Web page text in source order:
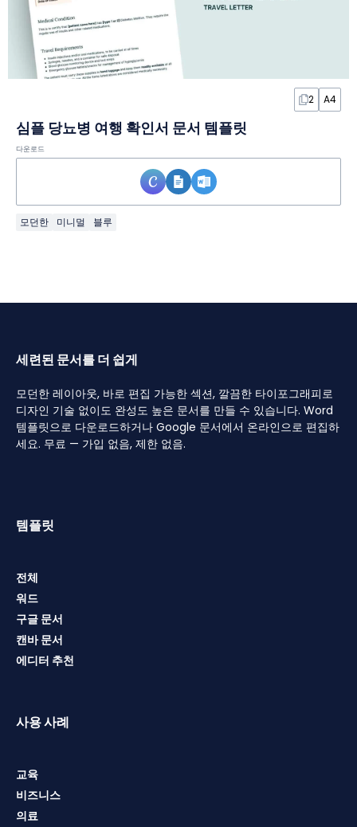
2 A4
심플 당뇨병 여행 확인서 문서 템플릿
다운로드
모던한 미니멀 블루
세련된 문서를 더 쉽게
모던한 레이아웃, 바로 편집 가능한 섹션, 깔끔한 타이포그래피로
디자인 기술 없이도 완성도 높은 문서를 만들 수 있습니다. Word
템플릿으로 다운로드하거나 Google 문서에서 온라인으로 편집하
세요. 무료 — 가입 없음, 제한 없음.
템플릿
전체
워드
구글 문서
캔바 문서
에디터 추천
사용 사례
교육
비즈니스
의료